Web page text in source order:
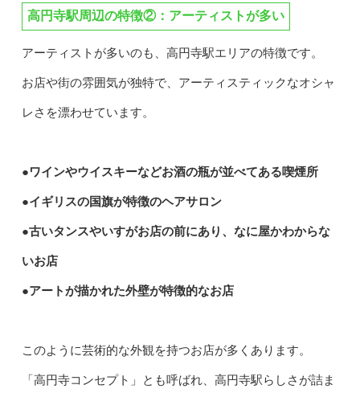
高円寺駅周辺の特徴②： アーティストが多い
アーティストが多いのも、高円寺駅エリアの特徴です。
お店や街の雰囲気が独特で、アーティスティックなオシャ
レさを漂わせています。
●ワインやウイスキーなどお酒の瓶が並べてある喫煙所
●イギリスの国旗が特徴のヘアサロン
●古いタンスやいすがお店の前にあり、なに屋かわからな
いお店
●アートが描かれた外壁が特徴的なお店
このように芸術的な外観を持つお店が多くあります。
「高円寺コンセプト」とも呼ばれ、高円寺駅らしさが詰ま